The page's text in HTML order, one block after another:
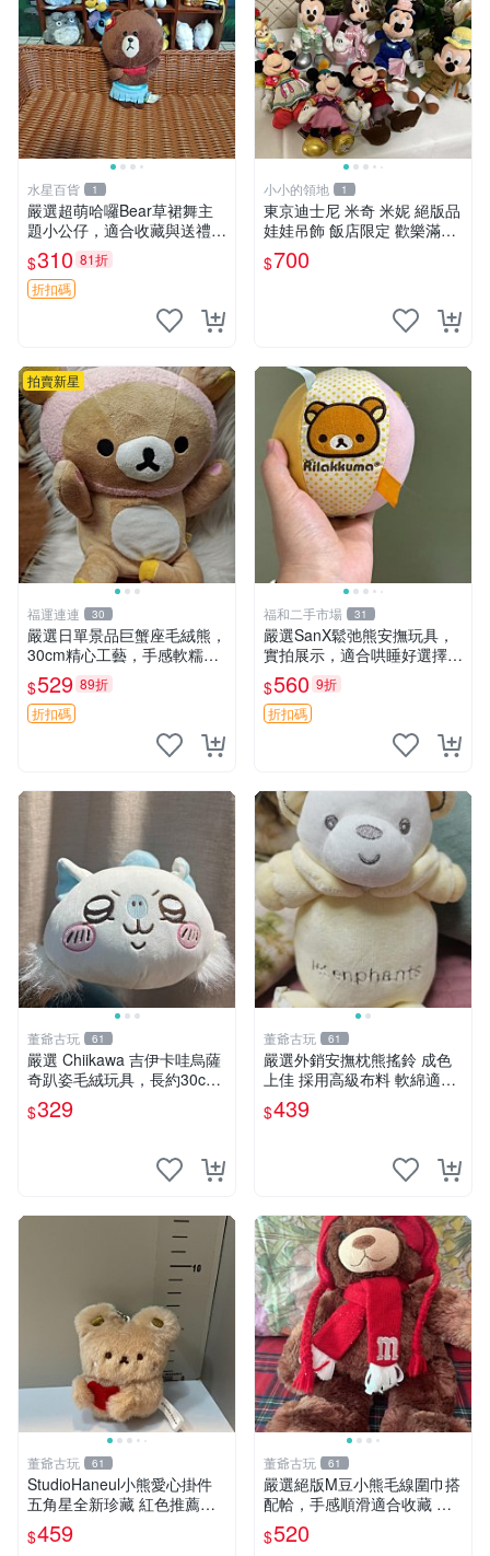
水星百貨 1
嚴選超萌哈囉Bear草裙舞主
題小公仔，適合收藏與送禮 1
00 克 哈囉Bear 草裙舞
$310 81折
折扣碼
小小的領地 1
東京迪士尼 米奇 米妮 絕版品
娃娃吊飾 飯店限定 歡樂滿人
間 復活節
$700
拍賣新星
福運連連 30
嚴選日單景品巨蟹座毛絨熊，
30cm精心工藝，手感軟糯推
薦收藏送人 巨蟹座 毛絨玩具
精緻做工
$529 89折
折扣碼
福和二手市場 31
嚴選SanX鬆弛熊安撫玩具，
實拍展示，適合哄睡好選擇
電腦玩具 安撫用品
$560 9折
折扣碼
董爺古玩 61
嚴選 Chiikawa 吉伊卡哇烏薩
奇趴姿毛絨玩具，長約30c
m，質地超軟適合收藏 烏薩
奇 Chiikawa 毛絨 超軟
$329
董爺古玩 61
嚴選外銷安撫枕熊搖鈴 成色
上佳 採用高級布料 軟綿適合
收藏 安心選購 安撫枕 熊玩具
搖鈴
$439
董爺古玩 61
StudioHaneul小熊愛心掛件
五角星全新珍藏 紅色推薦收
藏 玩具掛飾 掛件 新品
$459
董爺古玩 61
嚴選絕版M豆小熊毛線圍巾搭
配帢，手感順滑適合收藏 絕
版M豆小熊、圍巾、毛線帢
經典好搭
$520